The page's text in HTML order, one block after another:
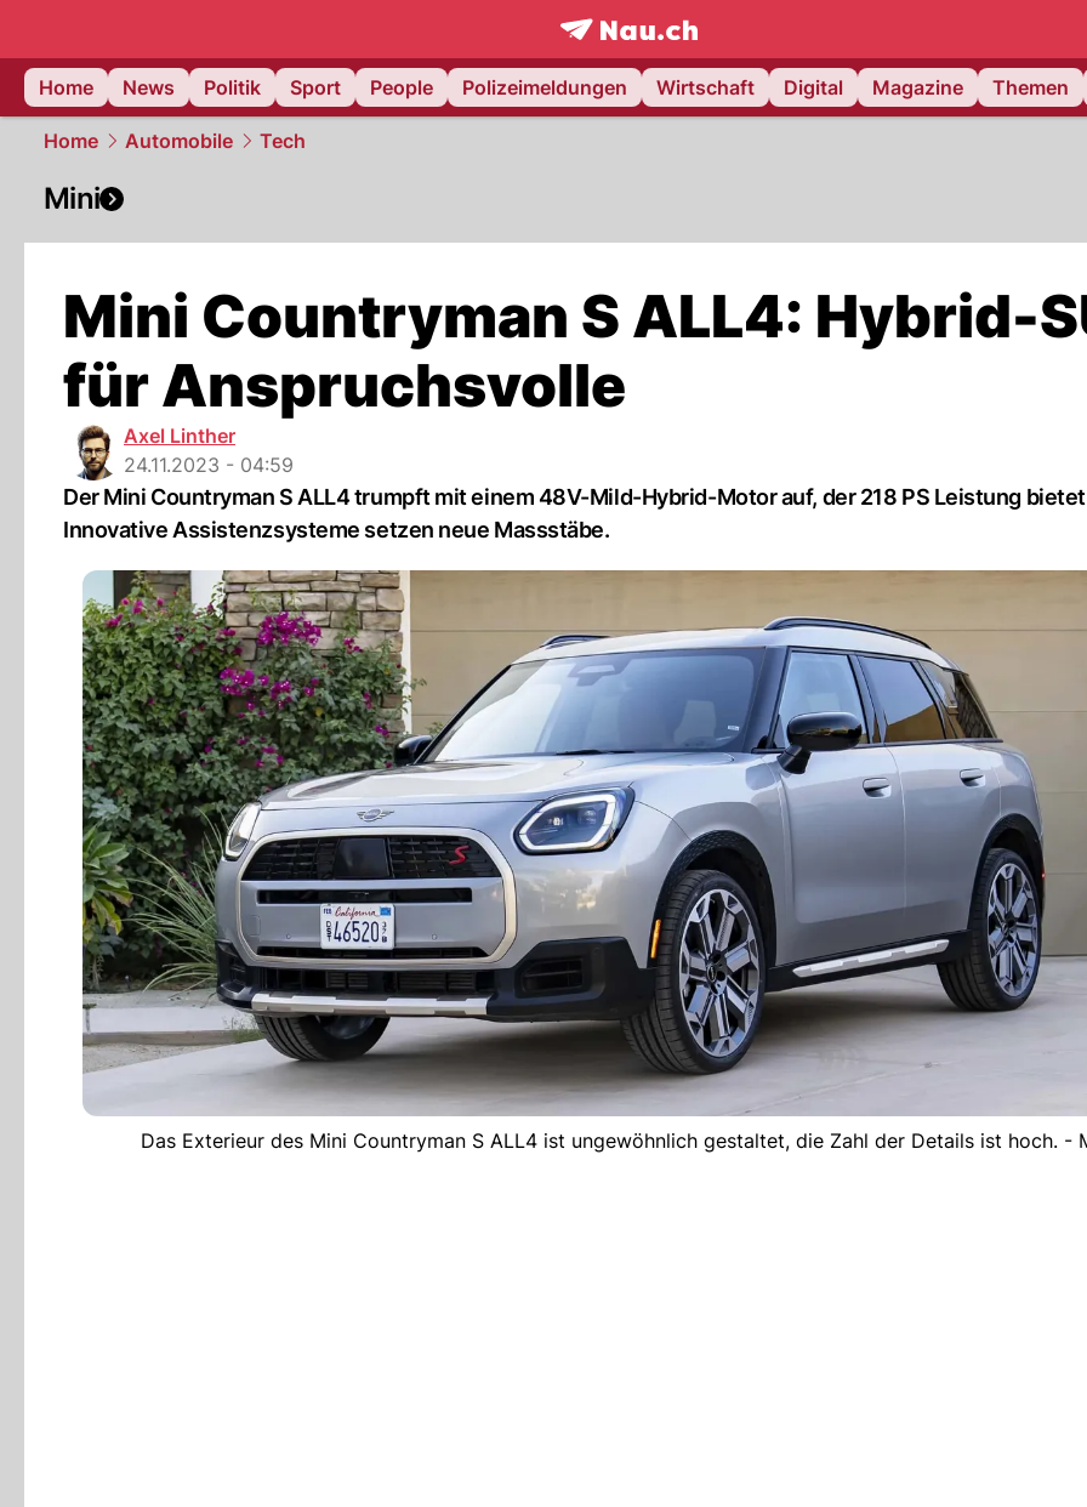
frontpage.NAU.ch
Home
News Politik Sport People Polizeimeldungen Wirtschaft Digital Magazine Themen
Home Automobile Tech
Mini
Mini Countryman S ALL4: Hybrid-
für Anspruchsvolle
Axel Linther
24.11.2023 - 04:59
Der Mini Countryman S ALL4 trumpft mit einem 48V-Mild-Hybrid-Motor auf, der 218 PS Leistung
Innovative Assistenzsysteme setzen neue Massstäbe.
Das Exterieur des Mini Countryman S ALL4 ist ungewöhnlich gestaltet, die Zahl der Details ist hoch. -